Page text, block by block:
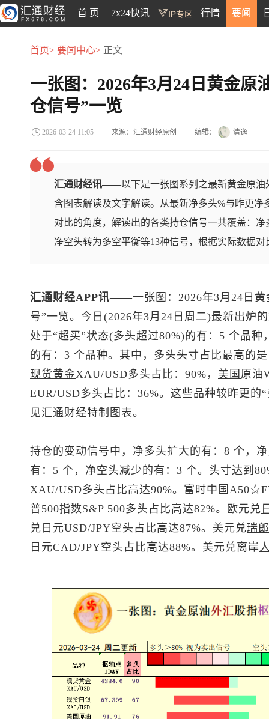
首 页 7x24快讯 行情 要闻
首页> 要闻中心> 正文
一张图：2026年3月24日黄金原
仓信号”一览
2026-03-24 11:05 来源：汇通财经原创 编辑： 清逸
汇通财经讯——以下是一张图系列之最新黄金原
含图表解读及文字解读。从最新净多头%与昨更
对比的角度，解读出的各类持仓信号一共覆盖：
净空头转为多空平衡等13种信号，根据实际数据
汇通财经APP讯——一张图：2026年3月24日黄
号”一览。今日(2026年3月24日周二)最新出炉
处于“超买”状态(多头超过80%)的有：5 个品
的有：3 个品种。其中，多头头寸占比最高的
现货黄金XAU/USD多头占比：90%， 美国 原油
EUR/USD多头占比：36%。这些品种较昨更的
见汇通财经特制图表。
持仓的变动信号中，净多头扩大的有：8 个，
有：5 个，净空头减少的有：3 个。头寸达到
XAU/USD多头占比高达90%。富时中国
普500指数S&P 500多头占比高达82%。欧元兑
兑日元USD/JPY空头占比高达87%。 美元兑瑞郎
日元CAD/JPY空头占比高达88%。 美元兑离岸